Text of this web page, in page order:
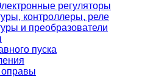
регуляторы
контроллеры, реле
и преобразователи
пуска